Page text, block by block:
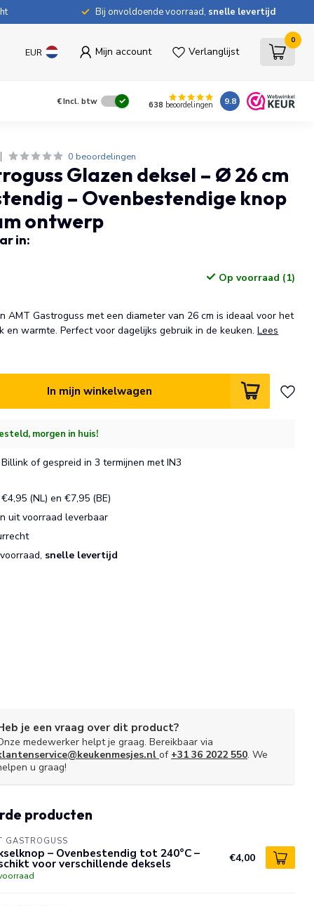
Bij onvoldoende voorraad, snelle levertijd
EUR Mijn account Verlanglijst
0
€Incl. btw 638 beoordelingen 9.8
0 beoordelingen
Glazen deksel – Ø 26 cm
– Ovenbestendige knop
ontwerp
in:
Op voorraad (1)
AMT Gastroguss met een diameter van 26 cm is ideaal voor het
en warmte. Perfect voor dagelijks gebruik in de keuken.Lees
In mijn winkelwagen
morgen in huis!
of gespreid in 3 termijnen met IN3
(NL) en €7,95 (BE)
uit voorraad leverbaar
snelle levertijd
je een vraag over dit product?
medewerker helpt je graag. Bereikbaar via
of +31 36 2022 550. We
u graag!
producten
GASTROGUSS
– Ovenbestendig tot 240°C –
voor verschillende deksels €4,00